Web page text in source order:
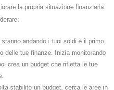
la propria situazione finanziaria.
andando i tuoi soldi è il primo
delle tue finanze. Inizia monitorando
crea un budget che rifletta le tue
stabilito un budget, cerca le aree in